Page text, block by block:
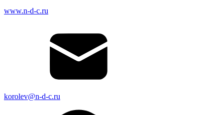
www.n-d-c.ru
korolev@n-d-c.ru